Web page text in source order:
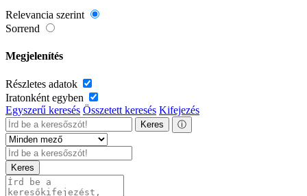
Relevancia szerint
Sorrend
Megjelenítés
Részletes adatok
Iratonként egyben
Egyszerű keresés Összetett keresés Kifejezés
Keres ⓘ
Keres